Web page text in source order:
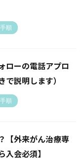
順
ローの電話アプロ
説明します）
順
【外来がん治療専
会必須】